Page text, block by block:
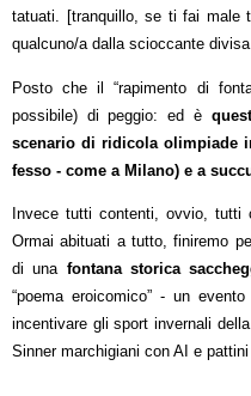
tatuati. [tranquillo, se ti fai male
qualcuno/a dalla scioccante
Posto che il “rapimento di
possibile) di peggio: ed è
scenario di ridicola olimpiade
fesso - come a Milano) e a
Invece tutti contenti, ovvio, tutti
Ormai abituati a tutto, finiremo
di una fontana storica
“poema eroicomico” - un
incentivare gli sport invernali
Sinner marchigiani con AI e